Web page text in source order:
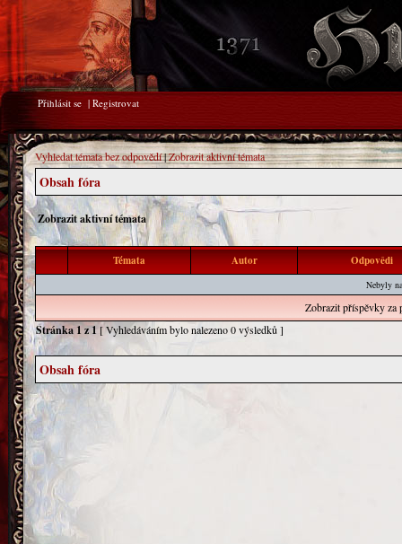
Přihlásit se | Registrovat
Vyhledat témata bez odpovědí|Zobrazit aktivní témata
Obsah fóra
Zobrazit aktivní témata
Témata Autor Odpovědi
Nebyly
Zobrazit příspěvky za
Stránka1z1 [ Vyhledáváním bylo nalezeno 0 výsledků ]
Obsah fóra